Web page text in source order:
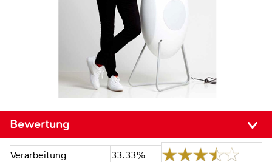
Bewertung
Verarbeitung 33.33%